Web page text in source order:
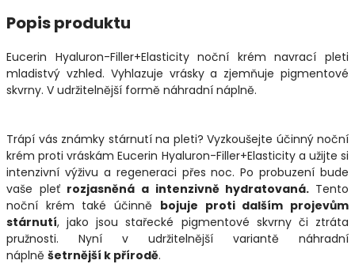
Popis produktu
Eucerin Hyaluron-Filler+Elasticity noční krém navrací pleti
mladistvý vzhled. Vyhlazuje vrásky a zjemňuje pigmentové
skvrny. V udržitelnější formě náhradní náplně.
Trápí vás známky stárnutí na pleti? Vyzkoušejte účinný noční
krém proti vráskám Eucerin Hyaluron-Filler+Elasticity a užijte si
intenzivní výživu a regeneraci přes noc. Po probuzení bude
vaše pleť rozjasněná a intenzivně hydratovaná. Tento
noční krém také účinně bojuje proti dalším projevům
stárnutí, jako jsou stařecké pigmentové skvrny či ztráta
pružnosti. Nyní v udržitelnější variantě náhradní
náplně šetrnější k přírodě.